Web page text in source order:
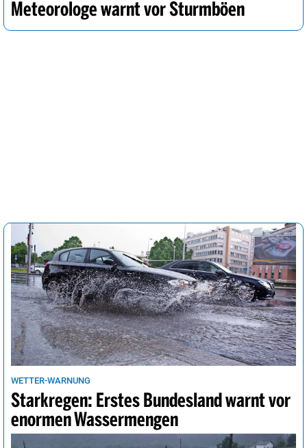
Meteorologe warnt vor Sturmböen
WETTER-WARNUNG
Starkregen: Erstes Bundesland warnt vor
enormen Wassermengen